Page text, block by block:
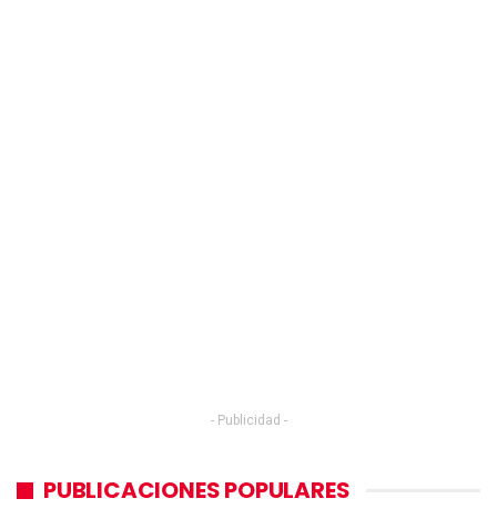
- Publicidad -
PUBLICACIONES POPULARES